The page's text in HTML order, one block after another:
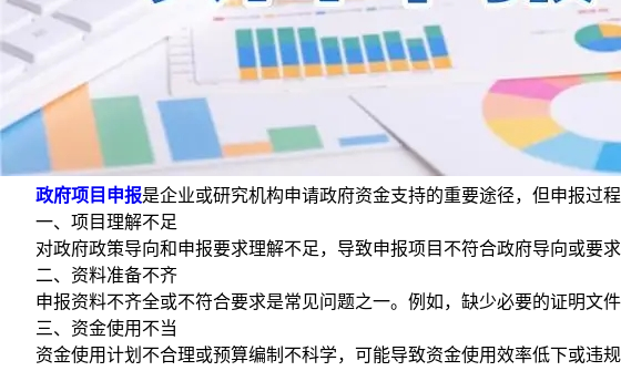
政府项目申报是企业或研究机构申请政府资金支持的重要途径，但申报过
一、项目理解不足
对政府政策导向和申报要求理解不足，导致申报项目不符合政府导向或要求
二、资料准备不齐
申报资料不齐全或不符合要求是常见问题之一。例如，缺少必要的证明文件
三、资金使用不当
资金使用计划不合理或预算编制不科学，可能导致资金使用效率低下或违规